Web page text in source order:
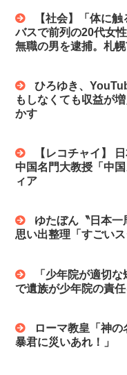
バスで前列の20代女
無職の男を逮捕。札
もしなくても収益が
かす
中国名門大教授「中
ィア
思い出整理「すごいス
で遺族が少年院の責
暴君に災いあれ！」